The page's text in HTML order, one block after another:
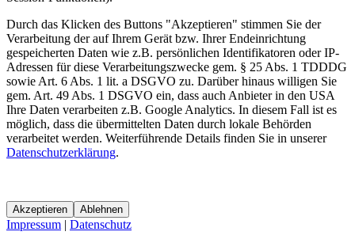
Durch das Klicken des Buttons "Akzeptieren" stimmen Sie der
Verarbeitung der auf Ihrem Gerät bzw. Ihrer Endeinrichtung
gespeicherten Daten wie z.B. persönlichen Identifikatoren oder IP-
Adressen für diese Verarbeitungszwecke gem. § 25 Abs. 1 TDDDG
sowie Art. 6 Abs. 1 lit. a DSGVO zu. Darüber hinaus willigen Sie
gem. Art. 49 Abs. 1 DSGVO ein, dass auch Anbieter in den USA
Ihre Daten verarbeiten z.B. Google Analytics. In diesem Fall ist es
möglich, dass die übermittelten Daten durch lokale Behörden
verarbeitet werden. Weiterführende Details finden Sie in unserer
Datenschutzerklärung.
Akzeptieren Ablehnen
Impressum | Datenschutz